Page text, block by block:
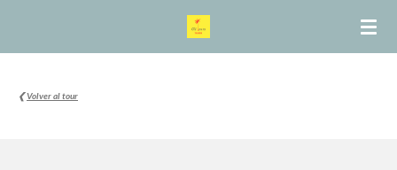
principal
❮Volver al tour